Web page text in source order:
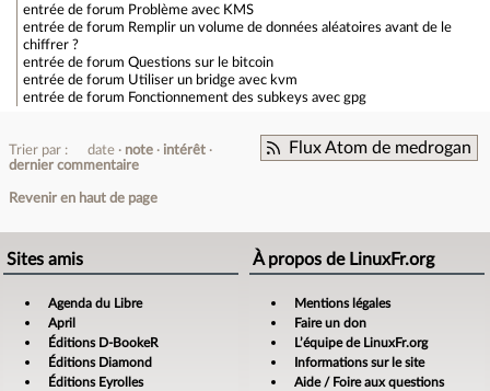
entrée de forum Problème avec KMS
entrée de forum Remplir un volume de données aléatoires avant de le
chiffrer ?
entrée de forum Questions sur le bitcoin
entrée de forum Utiliser un bridge avec kvm
entrée de forum Fonctionnement des subkeys avec gpg
Flux Atom de medrogan
Trier par : date note
intérêt
dernier commentaire
Revenir en haut de page
Sites amis
Agenda du Libre
April
Éditions D-BookeR
Éditions Diamond
Éditions Eyrolles
À propos de LinuxFr.org
Mentions légales
Faire un don
L’équipe de LinuxFr.org
Informations sur le site
Aide / Foire aux questions